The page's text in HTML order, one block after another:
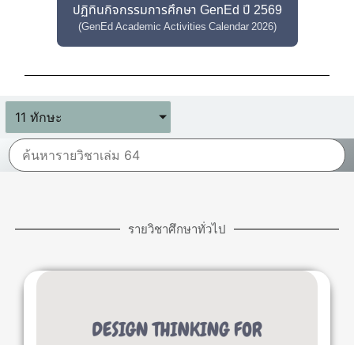
ปฏิทินกิจกรรมการศึกษา GenEd ปี 2569
(GenEd Academic Activities Calendar 2026)
11 ทักษะ
รายวิชาศึกษาทั่วไป